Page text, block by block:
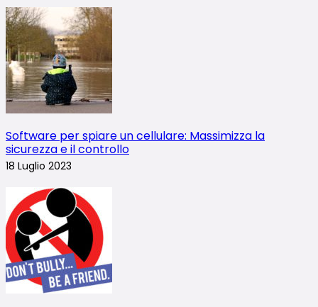
Software per spiare un cellulare: Massimizza la
sicurezza e il controllo
18 Luglio 2023